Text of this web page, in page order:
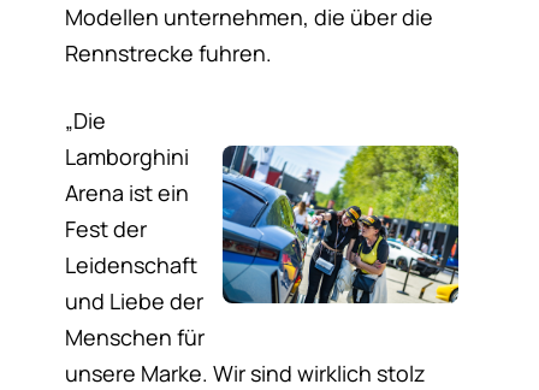
Modellen unternehmen, die über die
Rennstrecke fuhren.
„Die
Lamborghini
Arena ist ein
Fest der
Leidenschaft
und Liebe der
Menschen für
unsere Marke. Wir sind wirklich stolz